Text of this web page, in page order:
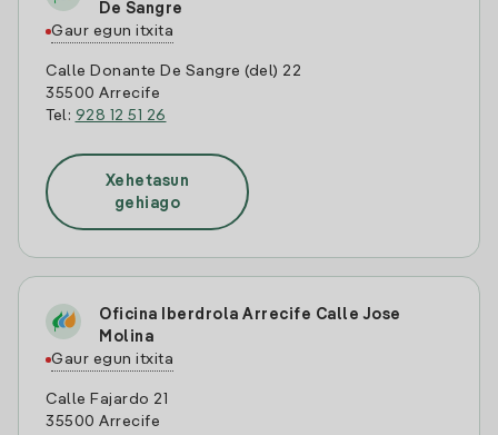
De Sangre
Gaur egun itxita
Calle Donante De Sangre (del) 22
35500 Arrecife
Tel: 928 12 51 26
Xehetasun
gehiago
Oficina Iberdrola Arrecife Calle Jose
Molina
Gaur egun itxita
Calle Fajardo 21
35500 Arrecife